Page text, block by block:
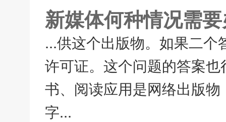
新媒体何种情况需
...供这个出版物。如果二
许可证。这个问题的答案
书、阅读应用是网络出版
字...